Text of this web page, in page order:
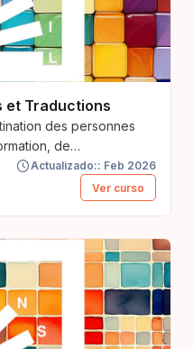
et Traductions
des personnes
de
du projet É-
Actualizado:: Feb 2026
Ver curso